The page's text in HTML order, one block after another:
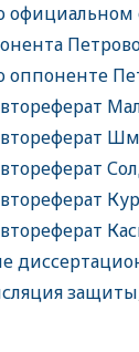
официальном
оппоненте
защиты